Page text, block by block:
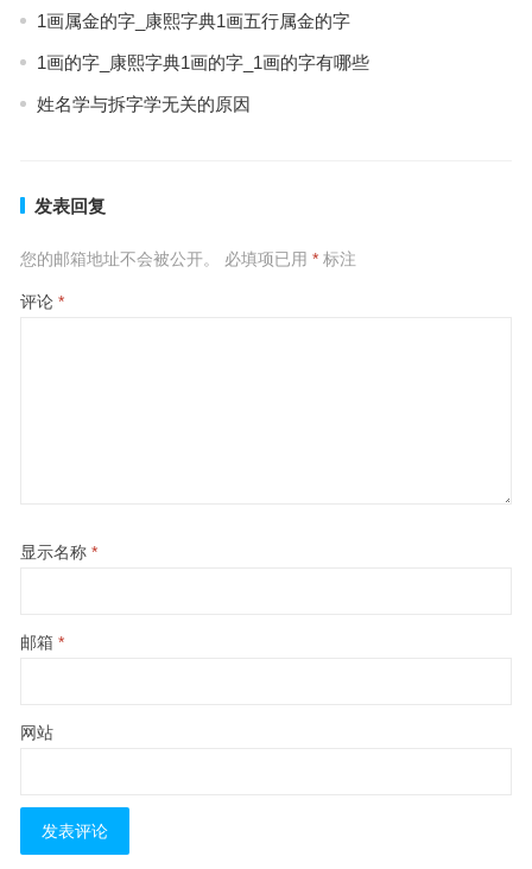
1画属金的字_康熙字典1画五行属金的字
1画的字_康熙字典1画的字_1画的字有哪些
姓名学与拆字学无关的原因
发表回复
您的邮箱地址不会被公开。 必填项已用 *标注
评论 *
显示名称 *
邮箱 *
网站